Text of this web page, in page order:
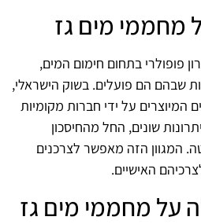
מחממי מים גז
פופולרי בתחום חימום המים,
שבהם הם פועלים. בשוק הישראלי,
המיוצרים על ידי חברות מקומיות
שונים, החל מהחיסכון
המגוון הזה מאפשר לצרכנים
האישיים.
על מחממי מים גז